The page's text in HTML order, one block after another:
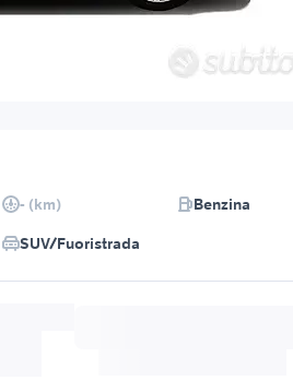
- (km)
Benzina
SUV/Fuoristrada